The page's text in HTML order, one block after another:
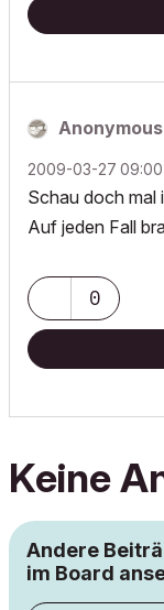
Anonymous
‎2009-03-27 09:00
Schau doch mal
Auf jeden Fall
0
Keine
Andere
im Board